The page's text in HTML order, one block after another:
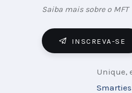
Saiba mais sobre o MFT
INSCREVA-SE
Unique,